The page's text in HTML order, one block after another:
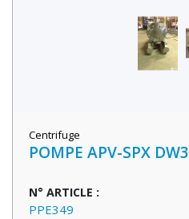
Centrifuge
POMPE APV-SPX DW3
N° ARTICLE :
PPE349